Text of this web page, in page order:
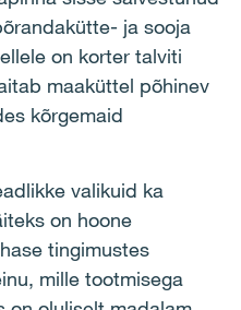
ja sooja
on korter talviti
maaküttel põhinev
kõrgemaid
valikuid ka
on hoone
tingimustes
mille tootmisega